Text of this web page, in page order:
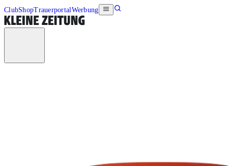
ClubShopTrauerportalWerbung